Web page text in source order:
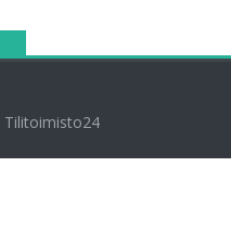
Tilitoimisto24